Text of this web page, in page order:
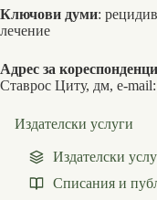
Ключови думи:
лечение
Адрес за
Ставрос Циту, дм, e-mail:
Издателски услуги
Издателски
Списания и